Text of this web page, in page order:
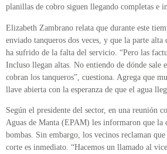
planillas de cobro siguen llegando completas e
Elizabeth Zambrano relata que durante este
enviado tanqueros dos veces, y que la parte alta
ha sufrido de la falta del servicio. “Pero las
Incluso llegan altas. No entiendo de dónde sale
cobran los tanqueros”, cuestiona. Agrega que
llave abierta con la esperanza de que el agua
Según el presidente del sector, en una reunión
Aguas de Manta (EPAM) les informaron que la
bombas. Sin embargo, los vecinos reclaman
corte es inmediato. “Hacemos un llamado al